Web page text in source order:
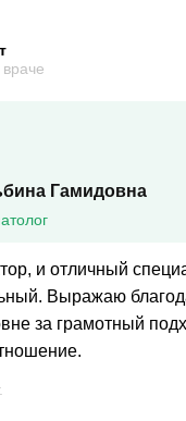
Гамидовна
и отличный
Выражаю
за грамотный